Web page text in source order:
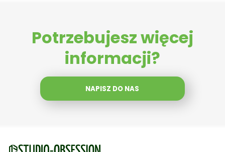
Potrzebujesz więcej
informacji?
NAPISZ DO NAS